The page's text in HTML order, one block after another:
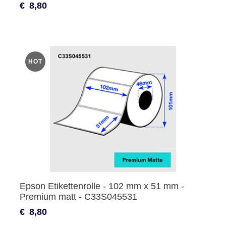
€ 8,80
HOT
Epson Etikettenrolle - 102 mm x 51 mm -
Premium matt - C33S045531
€ 8,80